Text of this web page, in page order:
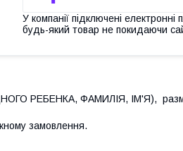
У компанії підключені
будь-який товар не покидаючи
РЕБЕНКА, ФАМИЛІЯ, ІМ'Я),
замовлення.